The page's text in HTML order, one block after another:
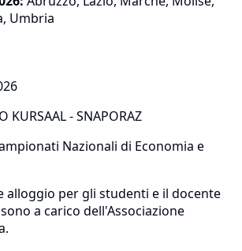
Umbria
KURSAAL - SNAPORAZ
Nazionali di Economia e
alloggio per gli studenti e il docente
a carico dell'Associazione